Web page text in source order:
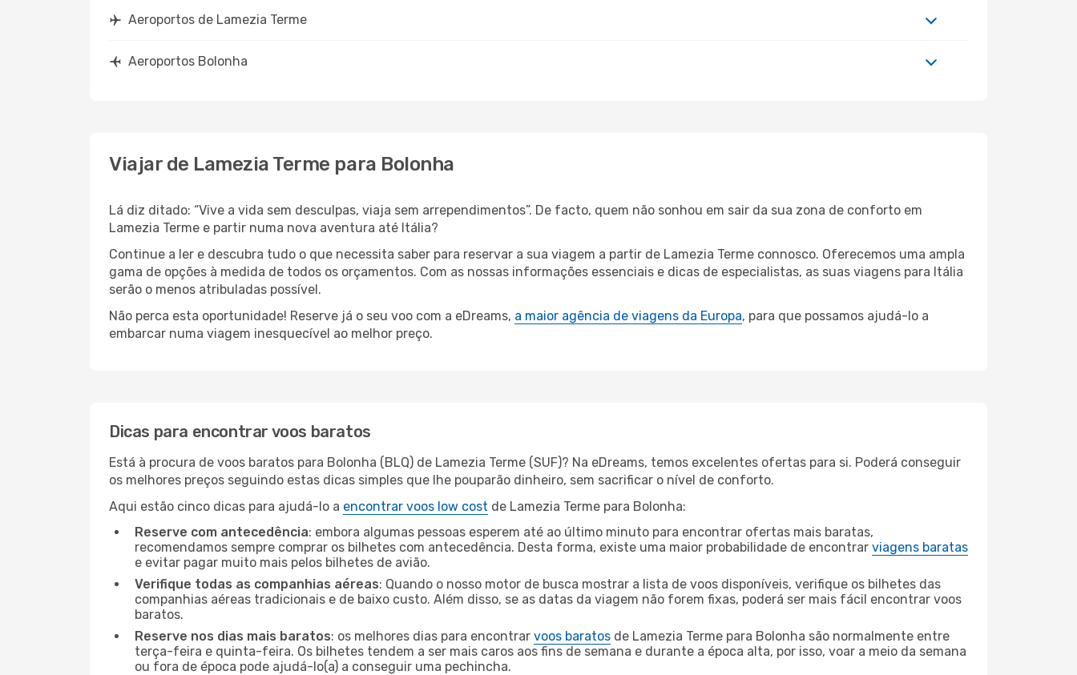
Aeroportos de Lamezia Terme
Aeroportos Bolonha
Viajar de Lamezia Terme para Bolonha
Lá diz ditado: “Vive a vida sem desculpas, viaja sem arrependimentos”. De facto, quem não sonhou em sair da sua zona de conforto em
Lamezia Terme e partir numa nova aventura até Itália?
Continue a ler e descubra tudo o que necessita saber para reservar a sua viagem a partir de Lamezia Terme connosco. Oferecemos uma ampla
gama de opções à medida de todos os orçamentos. Com as nossas informações essenciais e dicas de especialistas, as suas viagens para Itália
serão o menos atribuladas possível.
Não perca esta oportunidade! Reserve já o seu voo com a eDreams, a maior agência de viagens da Europa, para que possamos ajudá-lo a
embarcar numa viagem inesquecível ao melhor preço.
Dicas para encontrar voos baratos
Está à procura de voos baratos para Bolonha (BLQ) de Lamezia Terme (SUF)? Na eDreams, temos excelentes ofertas para si. Poderá conseguir
os melhores preços seguindo estas dicas simples que lhe pouparão dinheiro, sem sacrificar o nível de conforto.
Aqui estão cinco dicas para ajudá-lo a encontrar voos low cost de Lamezia Terme para Bolonha:
Reserve com antecedência: embora algumas pessoas esperem até ao último minuto para encontrar ofertas mais baratas,
recomendamos sempre comprar os bilhetes com antecedência. Desta forma, existe uma maior probabilidade de encontrar viagens baratas
e evitar pagar muito mais pelos bilhetes de avião.
Verifique todas as companhias aéreas: Quando o nosso motor de busca mostrar a lista de voos disponíveis, verifique os bilhetes das
companhias aéreas tradicionais e de baixo custo. Além disso, se as datas da viagem não forem fixas, poderá ser mais fácil encontrar voos
baratos.
Reserve nos dias mais baratos: os melhores dias para encontrar voos baratos de Lamezia Terme para Bolonha são normalmente entre
terça-feira e quinta-feira. Os bilhetes tendem a ser mais caros aos fins de semana e durante a época alta, por isso, voar a meio da semana
ou fora de época pode ajudá-lo(a) a conseguir uma pechincha.